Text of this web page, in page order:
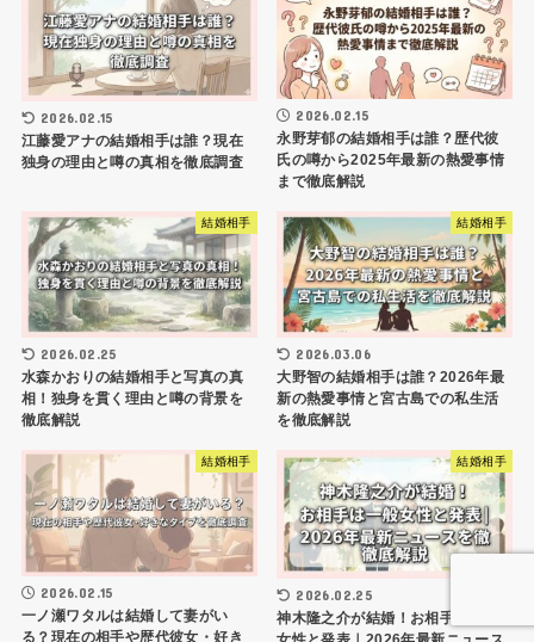
2026.02.15
江藤愛アナの結婚相手は誰？現在
独身の理由と噂の真相を徹底調査
2026.02.15
永野芽郁の結婚相手は誰？歴代彼
氏の噂から2025年最新の熱愛事情
まで徹底解説
結婚相手
2026.02.25
水森かおりの結婚相手と写真の真
相！独身を貫く理由と噂の背景を
徹底解説
結婚相手
2026.03.06
大野智の結婚相手は誰？2026年最
新の熱愛事情と宮古島での私生活
を徹底解説
結婚相手
2026.02.15
一ノ瀬ワタルは結婚して妻がい
る？現在の相手や歴代彼女・好き
結婚相手
2026.02.25
神木隆之介が結婚！お相手は一般